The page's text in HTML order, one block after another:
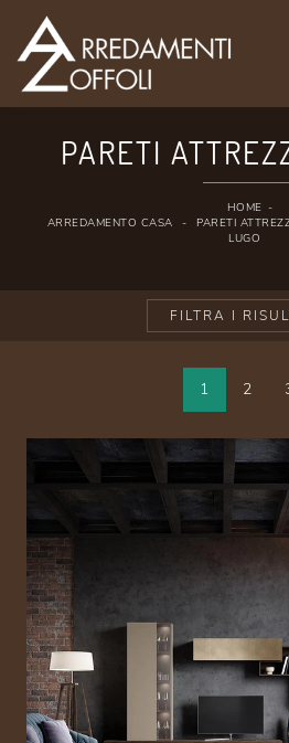
PARETI
HOME -
ARREDAMENTO CASA
- PARETI
LUGO
FILTRA I
1 2